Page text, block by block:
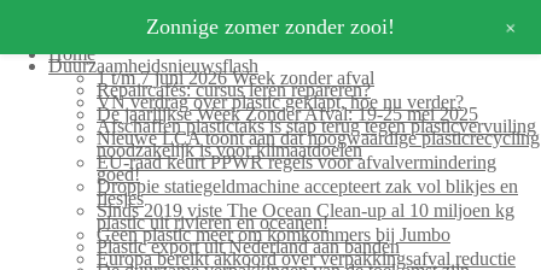
Home
Duurzaamheidsnieuwsflash
1 t/m 7 juni 2026 Week zonder afval
Repaircafés: cursus leren repareren?
VN verdrag over plastic geklapt, hoe nu verder?
De jaarlijkse Week Zonder Afval: 19-25 mei 2025
Afschaffen plastictaks is stap terug tegen plasticvervuiling
Nieuwe LCA toont aan dat hoogwaardige plasticrecycling
noodzakelijk is voor klimaatdoelen
EU-raad keurt PPWR regels voor afvalvermindering
goed!
Droppie statiegeldmachine accepteert zak vol blikjes en
flesjes
Sinds 2019 viste The Ocean Clean-up al 10 miljoen kg
plastic uit rivieren en oceanen!
Geen plastic meer om komkommers bij Jumbo
Plastic export uit Nederland aan banden
Europa bereikt akkoord over verpakkingsafval reductie
Zonnige zomer zonder zooi! +